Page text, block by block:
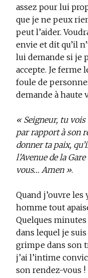
assez pour lui
que je ne peux
peut l’aider.
envie et dit qu’il
lui demande si je
accepte. Je ferme
foule de
demande à haute
« Seigneur, tu
par rapport à son
donner ta paix,
l’Avenue de la
vous… Amen ».
Quand j’ouvre les
homme tout
Quelques
dans lequel je
grimpe dans son
j’ai l’intime
son rendez-vous !